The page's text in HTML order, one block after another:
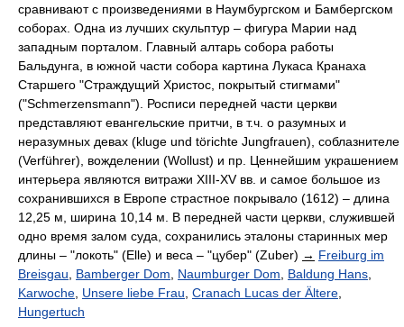
сравнивают с произведениями в Наумбургском и Бамбергском
соборах. Одна из лучших скульптур – фигура Марии над
западным порталом. Главный алтарь собора работы
Бальдунга, в южной части собора картина Лукаса Кранаха
Старшего "Страждущий Христос, покрытый стигмами"
("Schmerzensmann"). Росписи передней части церкви
представляют евангельские притчи, в т.ч. о разумных и
неразумных девах (kluge und törichte Jungfrauen), соблазнителе
(Verführer), вожделении (Wollust) и пр. Ценнейшим украшением
интерьера являются витражи XIII-XV вв. и самое большое из
сохранившихся в Европе страстное покрывало (1612) – длина
12,25 м, ширина 10,14 м. В передней части церкви, служившей
одно время залом суда, сохранились эталоны старинных мер
длины – "локоть" (Elle) и веса – "цубер" (Zuber) → Freiburg im
Breisgau
Bamberger Dom Naumburger Dom Baldung Hans
Karwoche Unsere liebe Frau Cranach Lucas der Ältere
Hungertuch